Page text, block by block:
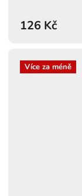
126 Kč
Více za méně